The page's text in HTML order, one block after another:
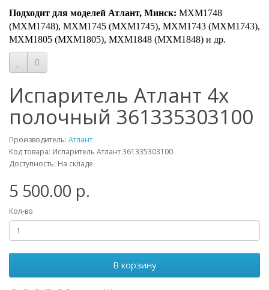
Подходит для моделей Атлант, Минск: МХМ1748
(MXM1748), МХМ1745 (MXM1745), МХМ1743 (MXM1743),
МХМ1805 (MXM1805), МХМ1848 (MXM1848) и др.
Испаритель Атлант 4х
полочный 361335303100
Производитель: Атлант
Код товара: Испаритель Атлант 361335303100
Доступность: На складе
5 500.00 р.
Кол-во
В корзину